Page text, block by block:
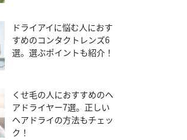
ドライアイに悩む人におす
すめのコンタクトレンズ6
選。選ぶポイントも紹介！
くせ毛の人におすすめのヘ
アドライヤー7選。正しい
ヘアドライの方法もチェッ
ク！